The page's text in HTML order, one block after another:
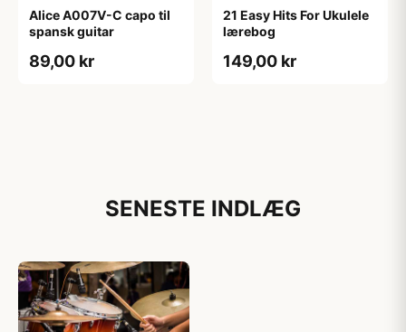
Alice A007V-C capo til
spansk guitar
89,00 kr
21 Easy Hits For Ukulele
lærebog
149,00 kr
SENESTE INDLÆG